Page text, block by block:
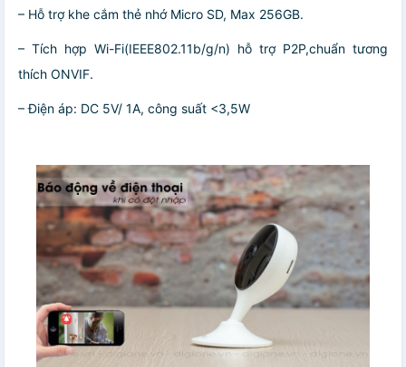
– Hỗ trợ khe cắm thẻ nhớ Micro SD, Max 256GB.
– Tích hợp Wi-Fi(IEEE802.11b/g/n) hỗ trợ P2P,chuẩn tương
thích ONVIF.
– Điện áp: DC 5V/ 1A, công suất <3,5W